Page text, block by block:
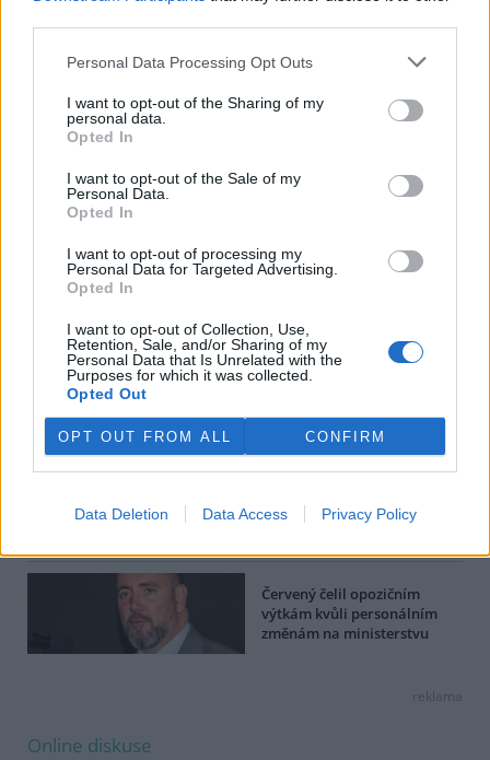
Personal Data Processing Opt Outs
I want to opt-out of the Sharing of my
personal data.
Opted In
I want to opt-out of the Sale of my
Personal Data.
Opted In
I want to opt-out of processing my
Personal Data for Targeted Advertising.
Opted In
I want to opt-out of Collection, Use,
Retention, Sale, and/or Sharing of my
Personal Data that Is Unrelated with the
Purposes for which it was collected.
Opted Out
OPT OUT FROM ALL CONFIRM
Data Deletion Data Access Privacy Policy
BEZK využívá agenturní zpravodajství ČTK, která si vyhrazuje
veškerá práva. Publikování nebo další šíření obsahu ze zdrojů ČTK
strany ČTK.
Ministerstvo životního
prostředí podle Červeného
Vyzdvihl boj proti opatřením
mimořádné schůze výboru
kvůli ředitelům KRNAP a ČIŽP
Červený čelil opozičním
výtkám kvůli personálním
změnám na ministerstvu
reklama
Online diskuse